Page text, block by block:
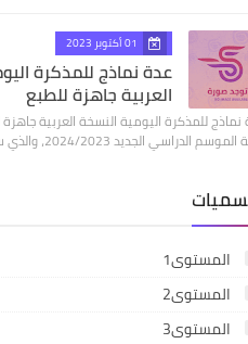
01 أكتوبر 2023
عدة نماذج للمذكرة
العربية جاهزة للطبع
للمذكرة اليومية النسخة العربية
الدراسي الجديد 2024/2023، والذي سيشهد …
المستوى1
المستوى2
المستوى3